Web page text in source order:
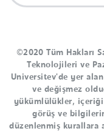
©2020 Tüm Hakları
Teknolojileri ve
Universitev'de yer
ve değişmez
yükümlülükler,
görüş ve
düzenlenmiş kurallara